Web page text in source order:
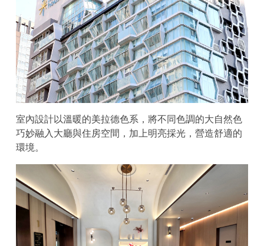
室內設計以溫暖的美拉德色系，將不同色調的大自然色
巧妙融入大廳與住房空間，加上明亮採光，營造舒適的
環境。